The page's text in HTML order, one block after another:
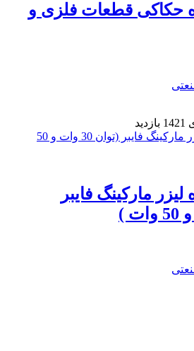
حکاکی قطعات فلزی و
1421 بازدید
مارکینگ فایبر